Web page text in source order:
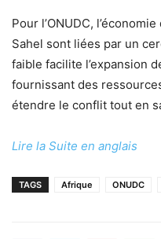
Pour l’ONUDC,
Sahel sont liées par un
faible facilite l’expansion
fournissant des
étendre le conflit tout en
Lire la Suite en anglais
TAGS Afrique ONUDC